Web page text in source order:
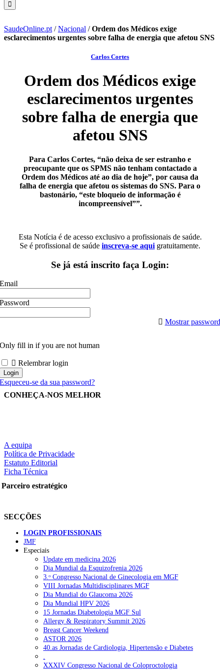
SaudeOnline.pt /Nacional /Ordem dos Médicos exige
esclarecimentos urgentes sobre falha de energia que afetou SNS
Carlos Cortes
Ordem dos Médicos exige
esclarecimentos urgentes
sobre falha de energia que
afetou SNS
Para Carlos Cortes, “não deixa de ser estranho e
preocupante que os SPMS não tenham contactado a
Ordem dos Médicos até ao dia de hoje”, por causa da
falha de energia que afetou os sistemas do SNS. Para o
bastonário, “este bloqueio de informação é
incompreensível””.
Esta Notícia é de acesso exclusivo a profissionais de saúde.
Se é profissional de saúde inscreva-se aqui gratuitamente.
Se já está inscrito faça Login:
Email
Password
Mostrar password
Only fill in if you are not human
Relembrar login
Esqueceu-se da sua password?
CONHEÇA-NOS MELHOR
A equipa
Política de Privacidade
Estatuto Editorial
Ficha Técnica
Parceiro estratégico
SECÇÕES
LOGIN PROFISSIONAIS
JMF
Especiais
Update em medicina 2026
Dia Mundial da Esquizofrenia 2026
3.ᵒ Congresso Nacional de Ginecologia em MGF
VIII Jornadas Multidisciplinares MGF
Dia Mundial do Glaucoma 2026
Dia Mundial HPV 2026
15 Jornadas Diabetologia MGF Sul
Allergy & Respiratory Summit 2026
Breast Cancer Weekend
ASTOR 2026
40.as Jornadas de Cardiologia, Hipertensão e Diabetes
.
XXXIV Congresso Nacional de Coloproctologia